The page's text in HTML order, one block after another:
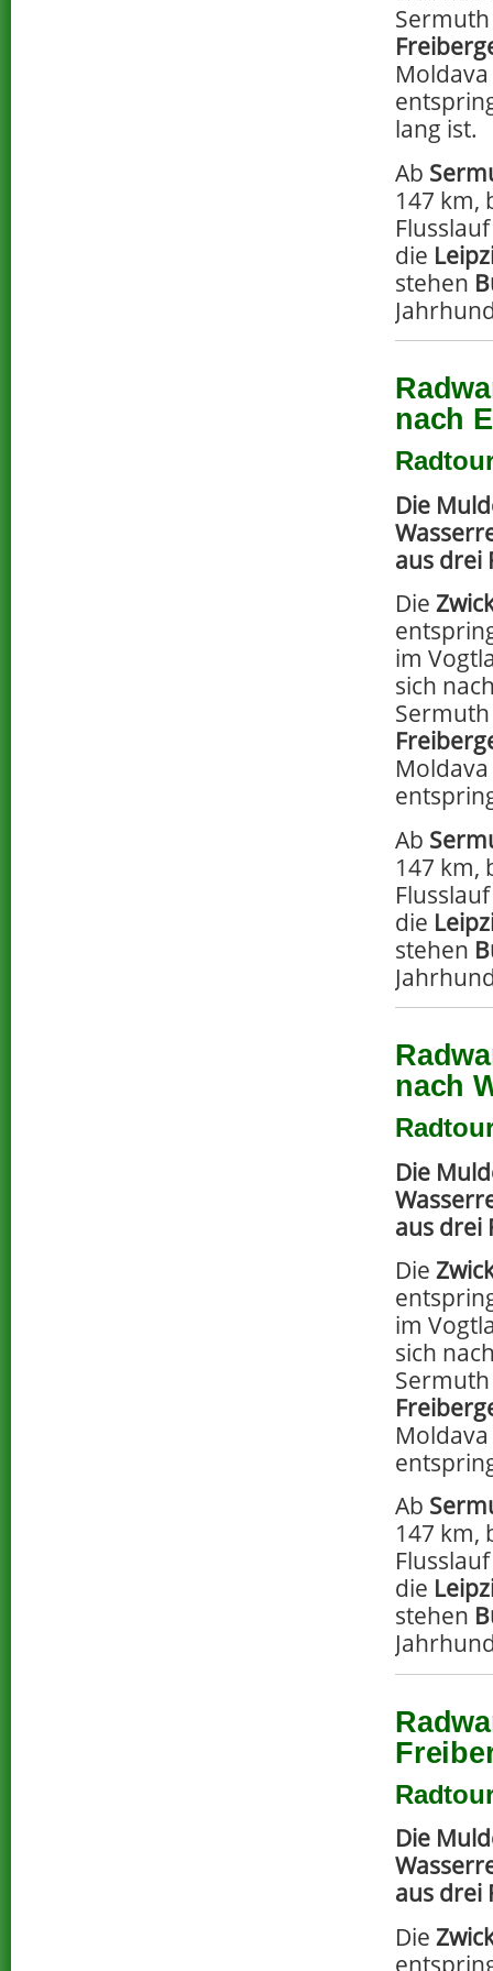
lang ist.
Ab
147 km,
die
stehen
nach
Die
aus drei
Die
im
sich
Ab
147 km,
die
stehen
nach
Die
aus drei
Die
im
sich
Ab
147 km,
die
stehen
Die
aus drei
Die